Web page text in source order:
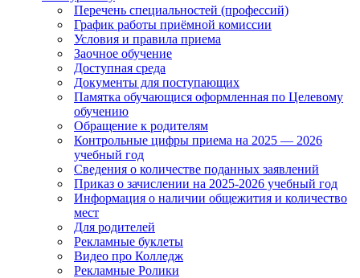
Перечень специальностей (профессий)
График работы приёмной комиссии
Условия и правила приема
Заочное обучение
Доступная среда
Документы для поступающих
Памятка обучающися оформленная по Целевому
обучению
Обращение к родителям
Контрольные цифры приема на 2025 — 2026
учебный год
Сведения о количестве поданных заявлений
Приказ о зачислении на 2025-2026 учебный год
Информация о наличии общежития и количество
мест
Для родителей
Рекламные буклеты
Видео про Колледж
Рекламные Ролики